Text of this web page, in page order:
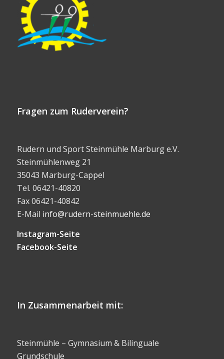
Fragen zum Ruderverein?
Rudern und Sport Steinmühle Marburg e.V.
Steinmühlenweg 21
35043 Marburg-Cappel
Tel. 06421-40820
Fax 06421-40842
E-Mail info@rudern-steinmuehle.de
Instagram-Seite
Facebook-Seite
In Zusammenarbeit mit:
Steinmühle – Gymnasium & Bilinguale
Grundschule